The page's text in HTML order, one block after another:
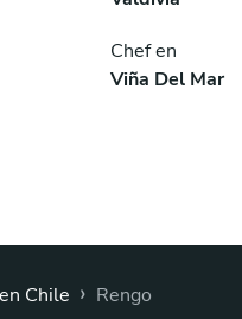
Chef en
Viña Del Mar
Chile › Rengo